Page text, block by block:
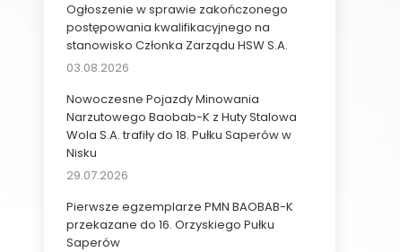
Ogłoszenie w sprawie zakończonego
postępowania kwalifikacyjnego na
stanowisko Członka Zarządu HSW S.A.
03.08.2026
Nowoczesne Pojazdy Minowania
Narzutowego Baobab-K z Huty Stalowa
Wola S.A. trafiły do 18. Pułku Saperów w
Nisku
29.07.2026
Pierwsze egzemplarze PMN BAOBAB-K
przekazane do 16. Orzyskiego Pułku
Saperów